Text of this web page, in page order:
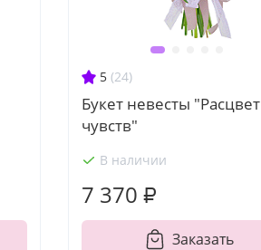
5 (24)
Букет невесты "Расцвет
чувств"
В наличии
7 370 ₽
Заказать